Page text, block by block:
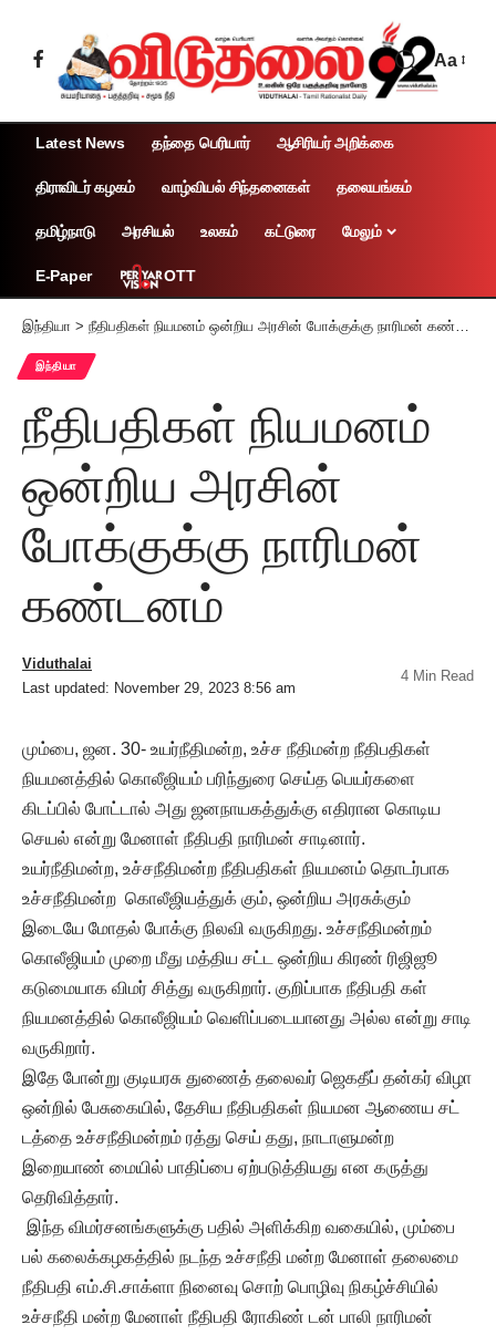
Aa
Latest News தந்தை பெரியார் ஆசிரியர் அறிக்கை
திராவிடர் கழகம் வாழ்வியல் சிந்தனைகள் தலையங்கம்
தமிழ்நாடு அரசியல் உலகம் கட்டுரை மேலும்
E-Paper OTT
இந்தியா > நீதிபதிகள் நியமனம் ஒன்றிய அரசின் போக்குக்கு நாரிமன் கண்டனம்
இந்தியா
நீதிபதிகள் நியமனம்
ஒன்றிய அரசின்
போக்குக்கு நாரிமன்
கண்டனம்
Last updated: November 29, 2023 8:56 am
Viduthalai
4 Min Read
மும்பை, ஜன. 30- உயர்நீதிமன்ற, உச்ச நீதிமன்ற நீதிபதிகள்
நியமனத்தில் கொலீஜியம் பரிந்துரை செய்த பெயர்களை
கிடப்பில் போட்டால் அது ஜனநாயகத்துக்கு எதிரான கொடிய
செயல் என்று மேனாள் நீதிபதி நாரிமன் சாடினார்.
உயர்நீதிமன்ற, உச்சநீதிமன்ற நீதிபதிகள் நியமனம் தொடர்பாக
உச்சநீதிமன்ற கொலீஜியத்துக் கும், ஒன்றிய அரசுக்கும்
இடையே மோதல் போக்கு நிலவி வருகிறது. உச்சநீதிமன்றம்
கொலீஜியம் முறை மீது மத்திய சட்ட ஒன்றிய கிரண் ரிஜிஜூ
கடுமையாக விமர் சித்து வருகிறார். குறிப்பாக நீதிபதி கள்
நியமனத்தில் கொலீஜியம் வெளிப்படையானது அல்ல என்று சாடி
வருகிறார்.
இதே போன்று குடியரசு துணைத் தலைவர் ஜெகதீப் தன்கர் விழா
ஒன்றில் பேசுகையில், தேசிய நீதிபதிகள் நியமன ஆணைய சட்
டத்தை உச்சநீதிமன்றம் ரத்து செய் தது, நாடாளுமன்ற
இறையாண் மையில் பாதிப்பை ஏற்படுத்தியது என கருத்து
தெரிவித்தார்.
இந்த விமர்சனங்களுக்கு பதில் அளிக்கிற வகையில், மும்பை
பல் கலைக்கழகத்தில் நடந்த உச்சநீதி மன்ற மேனாள் தலைமை
நீதிபதி எம்.சி.சாக்ளா நினைவு சொற் பொழிவு நிகழ்ச்சியில்
உச்சநீதி மன்ற மேனாள் நீதிபதி ரோகிண் டன் பாலி நாரிமன்